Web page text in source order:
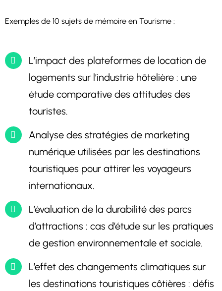
Exemples de 10 sujets de mémoire en Tourisme :
L’impact des plateformes de location de
logements sur l’industrie hôtelière : une
étude comparative des attitudes des
touristes.
Analyse des stratégies de marketing
numérique utilisées par les destinations
touristiques pour attirer les voyageurs
internationaux.
L’évaluation de la durabilité des parcs
d’attractions : cas d’étude sur les pratiques
de gestion environnementale et sociale.
L’effet des changements climatiques sur
les destinations touristiques côtières : défis